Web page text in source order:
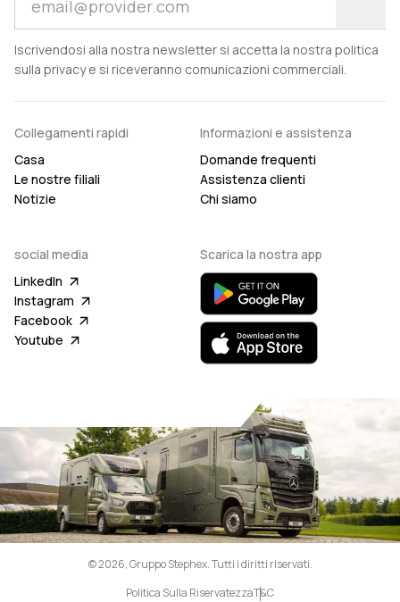
Iscrivendosi alla nostra newsletter si accetta la nostra politica
sulla privacy e si riceveranno comunicazioni commerciali.
Collegamenti rapidi
Casa
Le nostre filiali
Notizie
Informazioni e assistenza
Domande frequenti
Assistenza clienti
Chi siamo
social media
LinkedIn
Instagram
Facebook
Youtube
Scarica la nostra app
© 2026, Gruppo Stephex. Tutti i diritti riservati.
Politica Sulla RiservatezzaT&C